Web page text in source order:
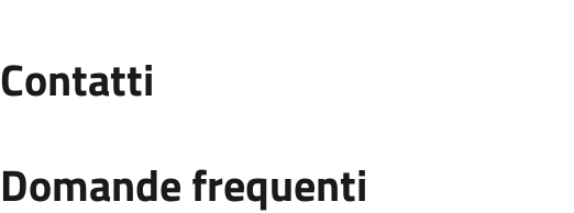
Contatti
Domande frequenti